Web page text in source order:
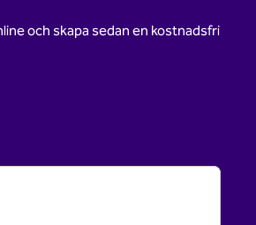
och skapa sedan en kostnadsfri